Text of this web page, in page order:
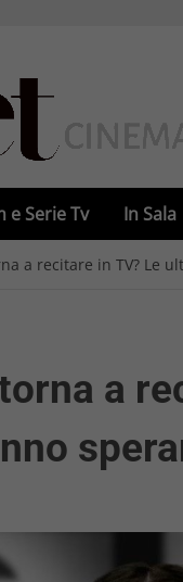
e Serie Tv In Sala
a recitare in TV? Le
a